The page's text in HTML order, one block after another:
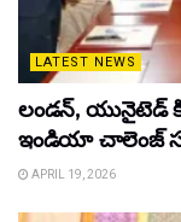
LATEST NEWS
లండన్, యునైటెడ్
ఇండియా చాలెంజ్
APRIL 19, 2026